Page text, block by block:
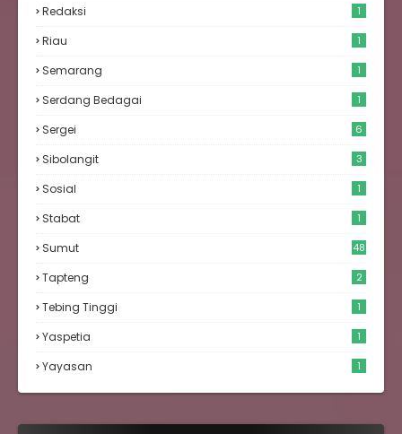
Redaksi 1
Riau 1
Semarang 1
Serdang Bedagai 1
Sergei 6
Sibolangit 3
Sosial 1
Stabat 1
Sumut 48
Tapteng 2
Tebing Tinggi 1
Yaspetia 1
Yayasan 1